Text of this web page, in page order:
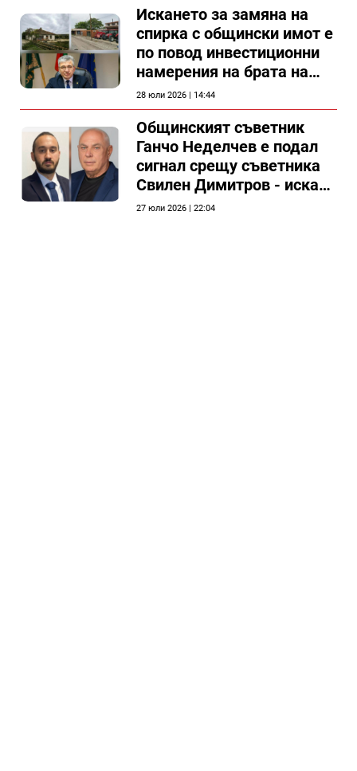
Искането за замяна на
спирка с общински имот е
по повод инвестиционни
намерения на брата на
председателя на
Общински съвет Силистра
28 юли 2026 | 14:44
Общинският съветник
Ганчо Неделчев е подал
сигнал срещу съветника
Свилен Димитров - иска
етичната комисия на
27 юли 2026 | 22:04